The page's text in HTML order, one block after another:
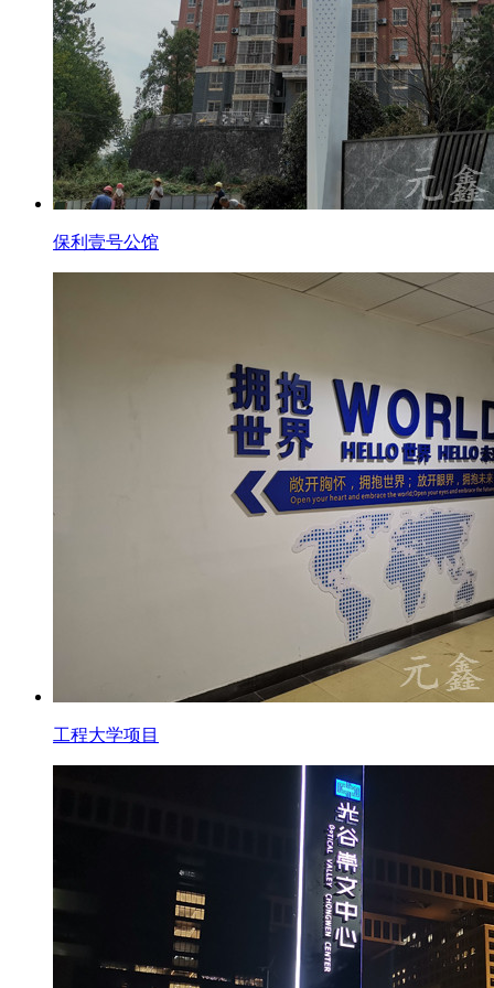
保利壹号公馆
工程大学项目